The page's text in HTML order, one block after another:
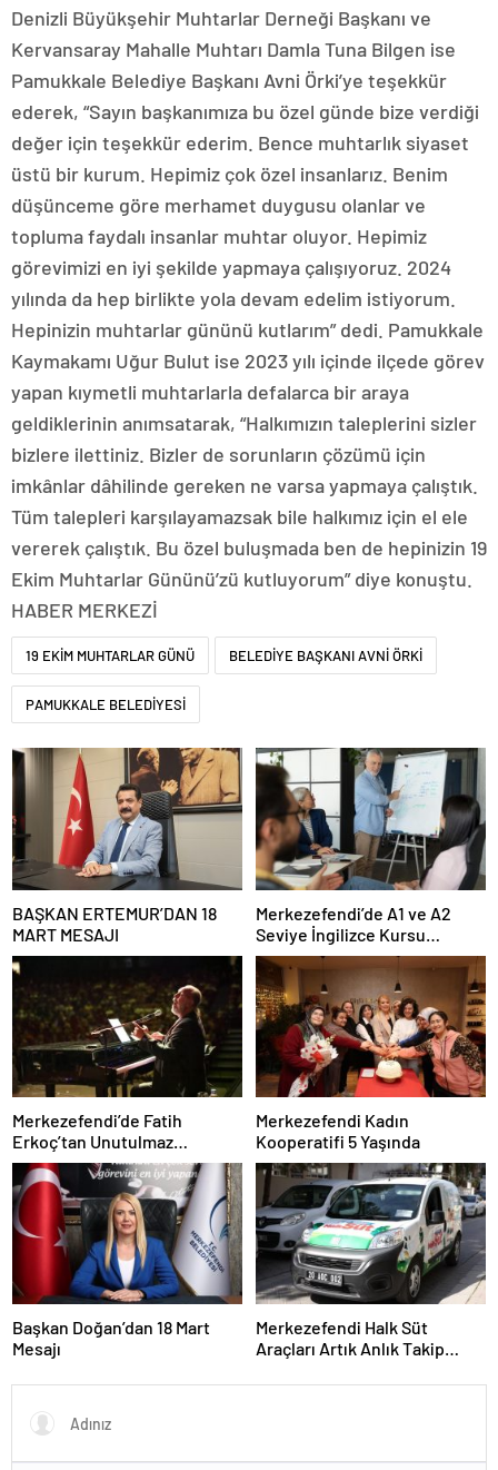
Denizli Büyükşehir Muhtarlar Derneği Başkanı ve
Kervansaray Mahalle Muhtarı Damla Tuna Bilgen ise
Pamukkale Belediye Başkanı Avni Örki’ye teşekkür
ederek, “Sayın başkanımıza bu özel günde bize verdiği
değer için teşekkür ederim. Bence muhtarlık siyaset
üstü bir kurum. Hepimiz çok özel insanlarız. Benim
düşünceme göre merhamet duygusu olanlar ve
topluma faydalı insanlar muhtar oluyor. Hepimiz
görevimizi en iyi şekilde yapmaya çalışıyoruz. 2024
yılında da hep birlikte yola devam edelim istiyorum.
Hepinizin muhtarlar gününü kutlarım” dedi. Pamukkale
Kaymakamı Uğur Bulut ise 2023 yılı içinde ilçede görev
yapan kıymetli muhtarlarla defalarca bir araya
geldiklerinin anımsatarak, “Halkımızın taleplerini sizler
bizlere ilettiniz. Bizler de sorunların çözümü için
imkânlar dâhilinde gereken ne varsa yapmaya çalıştık.
Tüm talepleri karşılayamazsak bile halkımız için el ele
vererek çalıştık. Bu özel buluşmada ben de hepinizin 19
Ekim Muhtarlar Gününü’zü kutluyorum” diye konuştu.
HABER MERKEZİ
19 EKİM MUHTARLAR GÜNÜ BELEDİYE BAŞKANI AVNİ ÖRKİ
PAMUKKALE BELEDİYESİ
BAŞKAN ERTEMUR’DAN 18
MART MESAJI
Merkezefendi’de A1 ve A2
Seviye İngilizce Kursu
Başvuruları Başladı
Merkezefendi’de Fatih
Erkoç’tan Unutulmaz
Ramazan Konseri
Merkezefendi Kadın
Kooperatifi 5 Yaşında
Başkan Doğan’dan 18 Mart
Mesajı
Merkezefendi Halk Süt
Araçları Artık Anlık Takip